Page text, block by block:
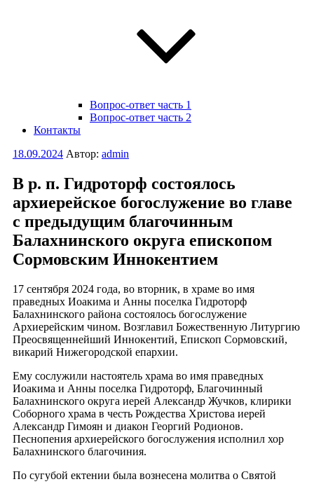
Вопрос-ответ часть 1
Вопрос-ответ часть 2
Контакты
Опубликовано
18.09.2024 Автор: admin
В р. п. Гидроторф состоялось
архиерейское богослужение во главе
с предыдущим благочинным
Балахнинского округа епископом
Сормовским Иннокентием
17 сентября 2024 года, во вторник, в храме во имя
праведных Иоакима и Анны поселка Гидроторф
Балахнинского района состоялось богослужение
Архиерейским чином. Возглавил Божественную Литургию
Преосвященнейший Иннокентий, Епископ Сормовский,
викарий Нижегородской епархии.
Ему сослужили настоятель храма во имя праведных
Иоакима и Анны поселка Гидроторф, Благочинный
Балахнинского округа иерей Александр Жучков, клирики
Соборного храма в честь Рождества Христова иерей
Александр Гимоян и диакон Георгий Родионов.
Песнопения архиерейского богослужения исполнил хор
Балахнинского благочиния.
По сугубой ектении была вознесена молитва о Святой